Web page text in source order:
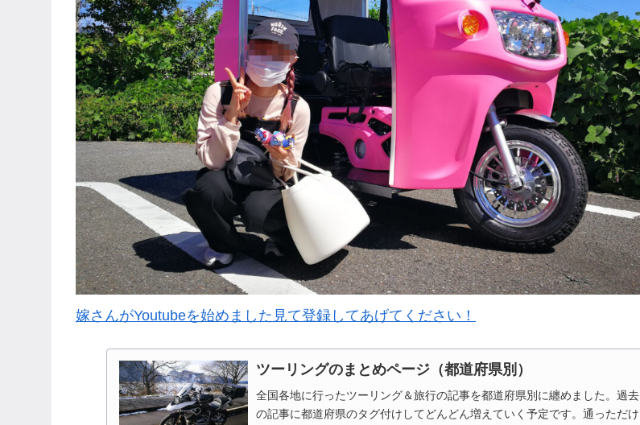
嫁さんがYoutubeを始めました見て登録してあげてください！
ツーリングのまとめページ（都道府県別）
全国各地に行ったツーリング＆旅行の記事を都道府県別に纏めました。過去
の記事に都道府県のタグ付けしてどんどん増えていく予定です。通っただけ